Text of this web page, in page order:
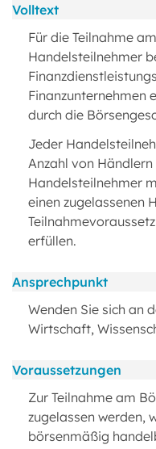
Volltext
Für die Teilnahme
Handelsteilnehmer
Finanzunternehmen
durch die
Jeder
Anzahl von Händlern
Handelsteilnehmer
einen zugelassenen
erfüllen.
Ansprechpunkt
Wenden Sie sich an
Wirtschaft,
Voraussetzungen
Zur Teilnahme am
zugelassen werden,
börsenmäßig